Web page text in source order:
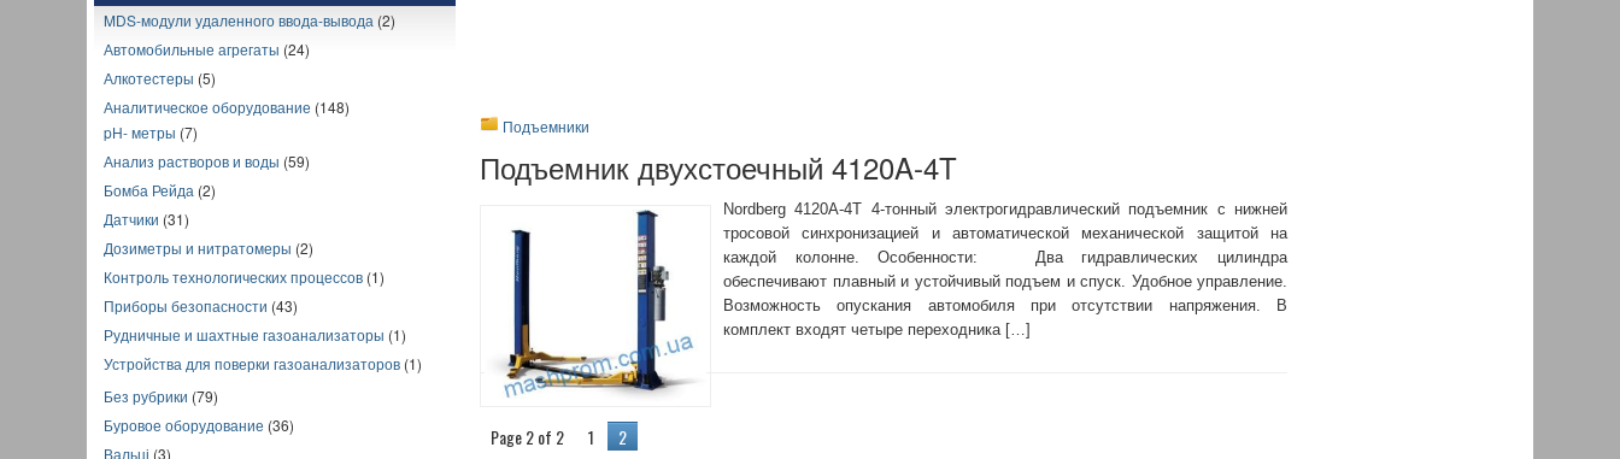
MDS-модули удаленного ввода-вывода (2)
Автомобильные агрегаты (24)
Алкотестеры (5)
Аналитическое оборудование (148)
pH- метры (7)
Анализ растворов и воды (59)
Бомба Рейда (2)
Датчики (31)
Дозиметры и нитратомеры (2)
Контроль технологических процессов (1)
Приборы безопасности (43)
Рудничные и шахтные газоанализаторы (1)
Устройства для поверки газоанализаторов (1)
Без рубрики (79)
Буровое оборудование (36)
Вальці (3)
Подъемники
Подъемник двухстоечный 4120A-4T
Nordberg 4120A-4T 4-тонный электрогидравлический подъемник с нижней
тросовой синхронизацией и автоматической механической защитой на
каждой колонне. Особенности: Два гидравлических цилиндра
обеспечивают плавный и устойчивый подъем и спуск. Удобное управление.
Возможность опускания автомобиля при отсутствии напряжения. В
комплект входят четыре переходника […]
Page 2 of 2 1 2